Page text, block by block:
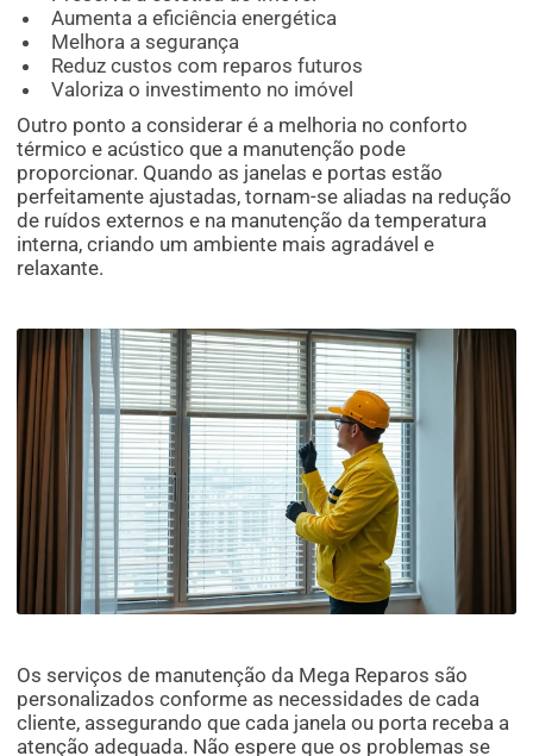
Aumenta a eficiência energética
Melhora a segurança
Reduz custos com reparos futuros
Valoriza o investimento no imóvel
Outro ponto a considerar é a melhoria no conforto
térmico e acústico que a manutenção pode
proporcionar. Quando as janelas e portas estão
perfeitamente ajustadas, tornam-se aliadas na redução
de ruídos externos e na manutenção da temperatura
interna, criando um ambiente mais agradável e
relaxante.
Os serviços de manutenção da Mega Reparos são
personalizados conforme as necessidades de cada
cliente, assegurando que cada janela ou porta receba a
atenção adequada. Não espere que os problemas se